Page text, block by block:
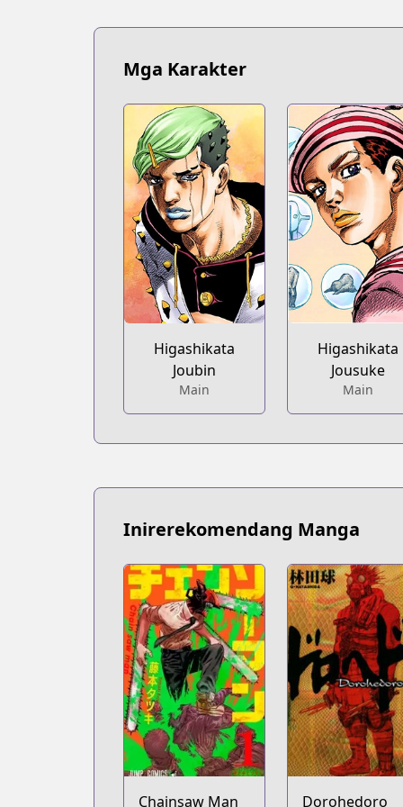
Mga Karakter
Higashikata
Joubin
Main
Higashikata
Jousuke
Main
Inirerekomendang Manga
Chainsaw Man Dorohedoro